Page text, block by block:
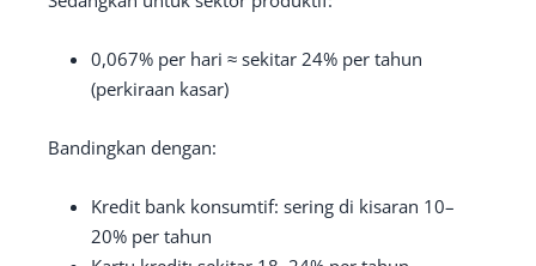
0,067% per hari ≈ sekitar 24% per tahun
(perkiraan kasar)
Bandingkan dengan:
Kredit bank konsumtif: sering di kisaran 10–
20% per tahun